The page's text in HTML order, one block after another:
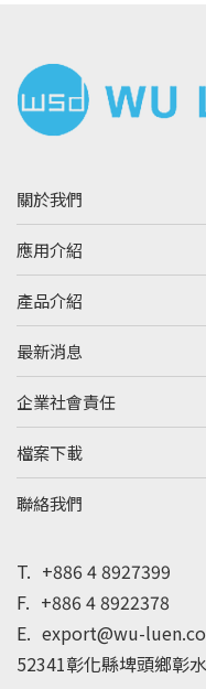
T. +886 4 8927399
F. +886 4 8922378
E. export@wu-
52341彰化縣埤頭鄉彰
關於我們
應用介紹
產品介紹
最新消息
企業社會責任
檔案下載
聯絡我們